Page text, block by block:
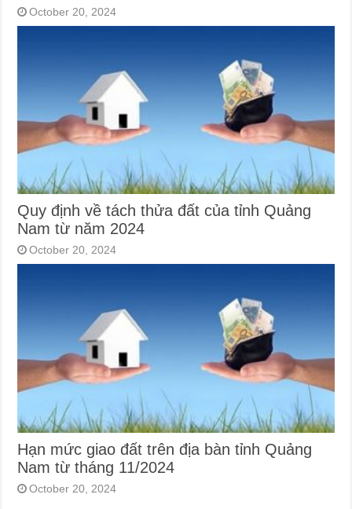
October 20, 2024
Quy định về tách thửa đất của tỉnh Quảng
Nam từ năm 2024
October 20, 2024
Hạn mức giao đất trên địa bàn tỉnh Quảng
Nam từ tháng 11/2024
October 20, 2024